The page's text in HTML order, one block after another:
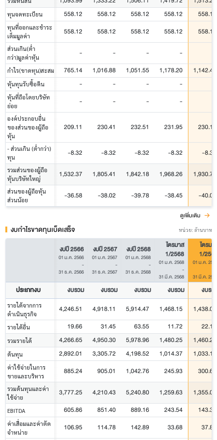
ทุนจดทะเบียน 558.12 558.12 558.12 558.12 558.12
ทุนที่ออกและชำระ
เต็มมูลค่า
558.12 558.12 558.12 558.12 558.12
ส่วนเกิน(ต่ำ
กว่า)มูลค่าหุ้น
- - - -
กำไร(ขาดทุน)สะสม 765.14 1,016.88 1,051.55 1,178.20 1,142.42
หุ้นทุนรับซื้อคืน - - - -
หุ้นที่ถือโดยบริษัท
ย่อย
- - - -
องค์ประกอบอื่น
ของส่วนของผู้ถือ
หุ้น
209.11 230.41 232.51 231.95 230.17
- ส่วนเกิน (ต่ำกว่า)
ทุน
-8.32 -8.32 -8.32 -8.32 -8.32
รวมส่วนของผู้ถือ
หุ้นบริษัทใหญ่
1,532.37 1,805.41 1,842.18 1,968.26 1,930.72
ส่วนของผู้ถือหุ้น
ส่วนน้อย
-36.58 -38.02 -39.78 -38.45 -40.09
ดูเพิ่มเติม
งบกำไรขาดทุนเบ็ดเสร็จ หน่วย: ล้านบาท
งบปี 2566
01 ม.ค. 2566
-
31 ธ.ค. 2566
งบปี 2567
01 ม.ค. 2567
-
31 ธ.ค. 2567
งบปี 2568
01 ม.ค. 2568
-
31 ธ.ค. 2568
ไตรมาส
1/2568
01 ม.ค. 2568
-
31 มี.ค. 2568
ไตรมา
1/
01 ม.ค.
31 มี.ค.
ประเภทงบ งบรวม งบรวม งบรวม งบรวม งบรว
รายได้จากการ
ดำเนินธุรกิจ
4,246.51 4,918.11 5,914.47 1,468.15 1,438.07
รายได้อื่น 19.66 31.45 63.55 11.72 22.14
รวมรายได้ 4,266.65 4,950.30 5,978.96 1,480.25 1,460.23
ต้นทุน 2,892.01 3,305.72 4,198.52 1,014.37 1,033.12
ค่าใช้จ่ายในการ
ขายและบริหาร
885.24 905.01 1,042.76 245.93 300.60
รวมต้นทุนและค่า
ใช้จ่าย
3,777.25 4,210.43 5,240.80 1,259.63 1,355.03
EBITDA 605.86 851.40 889.16 243.54 143.31
ค่าเสื่อมและค่าตัด
จำหน่าย
106.95 114.78 142.89 33.68 37.89